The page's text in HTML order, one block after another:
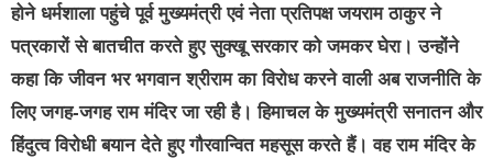
होने धर्मशाला पहुंचे पूर्व मुख्यमंत्री एवं नेता प्रतिपक्ष जयराम ठाकुर ने
पत्रकारों से बातचीत करते हुए सुक्खू सरकार को जमकर घेरा। उन्होंने
कहा कि जीवन भर भगवान श्रीराम का विरोध करने वाली अब राजनीति के
लिए जगह-जगह राम मंदिर जा रही है। हिमाचल के मुख्यमंत्री सनातन और
हिंदुत्व विरोधी बयान देते हुए गौरवान्वित महसूस करते हैं। वह राम मंदिर के